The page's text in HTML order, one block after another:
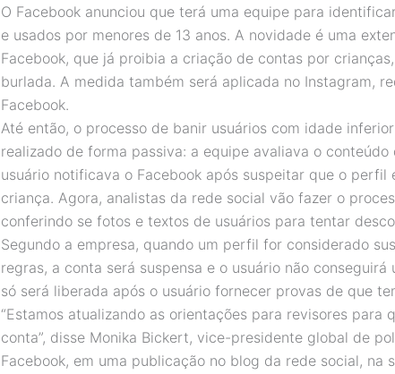
O Facebook anunciou que terá uma equipe para
e usados por menores de 13 anos. A novidade é uma
Facebook, que já proibia a criação de contas por
burlada. A medida também será aplicada no Instagram,
Facebook.
Até então, o processo de banir usuários com idade
realizado de forma passiva: a equipe avaliava o
usuário notificava o Facebook após suspeitar que o perfil
criança. Agora, analistas da rede social vão fazer o
conferindo se fotos e textos de usuários para tentar
Segundo a empresa, quando um perfil for considerado
regras, a conta será suspensa e o usuário não conseguirá
só será liberada após o usuário fornecer provas de que
“Estamos atualizando as orientações para revisores para
conta”, disse Monika Bickert, vice-presidente global de
Facebook, em uma publicação no blog da rede social, na